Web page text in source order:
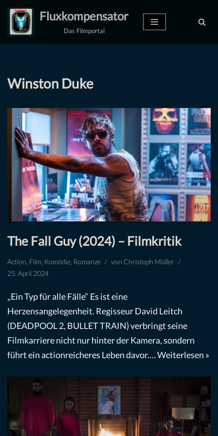
Zum
Inhalt
Fluxkompensator
Das Filmportal
Winston Duke
The Fall Guy (2024) – Filmkritik
Action Film Komödie Romanze von Christoph Müller
25. April 2024
„Ein Typ für alle Fälle“ Es ist eine
Herzensangelegenheit. Regisseur David Leitch
(DEADPOOL 2, BULLET TRAIN) verbringt seine
Filmkarriere nicht nur hinter der Kamera, sondern
führt ein actionreicheres Leben davor.…Weiterlesen »